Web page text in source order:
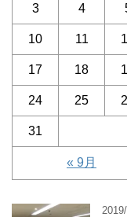
« 9月
3 4
10 11
17 18
24 25
31